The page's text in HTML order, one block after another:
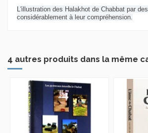
L'illustration des Halakhot de Chabbat par
considérablement à leur compréhension.
4 autres produits dans la même